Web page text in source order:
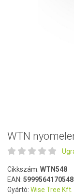
WTN
Cikkszám: WTN548
EAN: 5999564170548
Gyártó: Wise Tree Kft.